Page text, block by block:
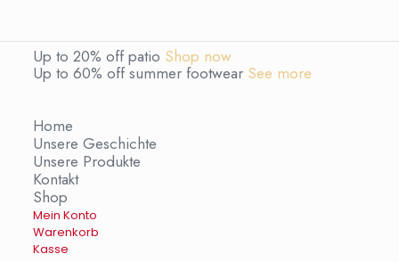
Up to 20% off patio Shop now
Up to 60% off summer footwear See more
Home
Unsere Geschichte
Unsere Produkte
Kontakt
Shop
Mein Konto
Warenkorb
Kasse